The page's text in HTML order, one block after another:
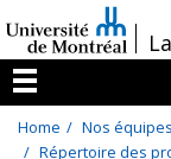
au
contenu
/
Menu
Home
Nos
Répertoire des